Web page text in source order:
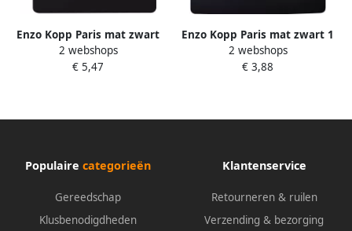
Enzo Kopp Paris mat zwart
afdekplaat voor coax
4625240
2 webshops
€ 5,47
Enzo Kopp Paris mat zwart 1
voudig afdekraam 4625330
2 webshops
€ 3,88
Populaire categorieën
Gereedschap
Klusbenodigdheden
Klantenservice
Retourneren & ruilen
Verzending & bezorging